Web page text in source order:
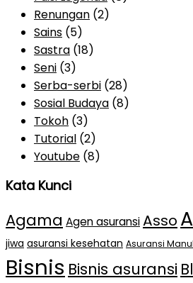
Renungan (2)
Sains (5)
Sastra (18)
Seni (3)
Serba-serbi (28)
Sosial Budaya (8)
Tokoh (3)
Tutorial (2)
Youtube (8)
Kata Kunci
Agama Agen asuransiAsso
jiwa asuransi kesehatan Asuransi
Bisnis Bisnis asuransi